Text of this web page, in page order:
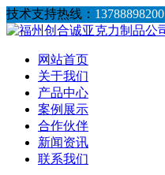
技术支持热线： 13788898200
网站首页
关于我们
产品中心
案例展示
合作伙伴
新闻资讯
联系我们